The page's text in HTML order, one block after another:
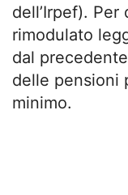
dell’Irpef). Per
rimodulato
dal
delle pensioni
minimo.